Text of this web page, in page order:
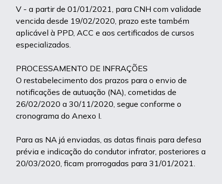
V - a partir de 01/01/2021, para CNH com validade
vencida desde 19/02/2020, prazo este também
aplicável à PPD, ACC e aos certificados de cursos
especializados.
PROCESSAMENTO DE INFRAÇÕES
O restabelecimento dos prazos para o envio de
notificações de autuação (NA), cometidas de
26/02/2020 a 30/11/2020, segue conforme o
cronograma do Anexo I.
Para as NA já enviadas, as datas finais para defesa
prévia e indicação do condutor infrator, posteriores a
20/03/2020, ficam prorrogadas para 31/01/2021.